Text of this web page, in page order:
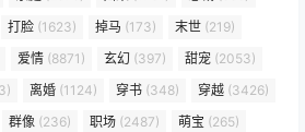
打脸 (1623) 掉马 (173) 末世 (219)
爱情 (8871) 玄幻 (397) 甜宠 (2053)
离婚 (1124) 穿书 (348) 穿越 (3426)
群像 (236) 职场 (2487) 萌宝 (265)